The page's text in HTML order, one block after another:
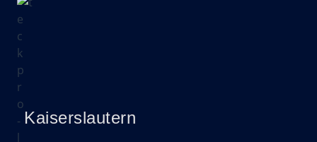
Kaiserslautern